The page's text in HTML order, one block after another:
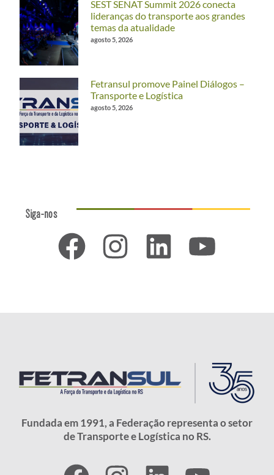
SEST SENAT Summit 2026 conecta
lideranças do transporte aos grandes
temas da atualidade
agosto 5, 2026
Fetransul promove Painel Diálogos –
Transporte e Logística
agosto 5, 2026
Siga-nos
Fundada em 1991, a Federação representa o setor
de Transporte e Logística no RS.